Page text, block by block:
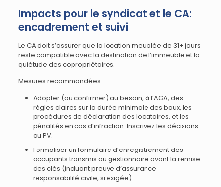
Impacts pour le syndicat et le CA:
encadrement et suivi
Le CA doit s’assurer que la location meublée de 31+ jours
reste compatible avec la destination de l’immeuble et la
quiétude des copropriétaires.
Mesures recommandées:
Adopter (ou confirmer) au besoin, à l’AGA, des
règles claires sur la durée minimale des baux, les
procédures de déclaration des locataires, et les
pénalités en cas d’infraction. Inscrivez les décisions
au PV.
Formaliser un formulaire d’enregistrement des
occupants transmis au gestionnaire avant la remise
des clés (incluant preuve d’assurance
responsabilité civile, si exigée).